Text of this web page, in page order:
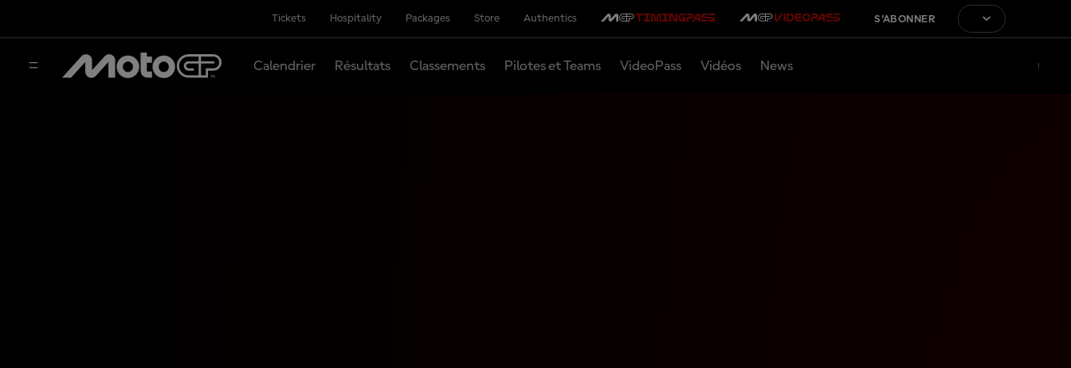
Tickets Hospitality Packages Store Authentics S'ABONNER
Calendrier Résultats Classements Pilotes et Teams VideoPass Vidéos News